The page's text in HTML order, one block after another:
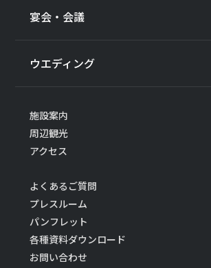
宴会・会議
ウエディング
施設案内
周辺観光
アクセス
よくあるご質問
プレスルーム
パンフレット
各種資料ダウンロード
お問い合わせ